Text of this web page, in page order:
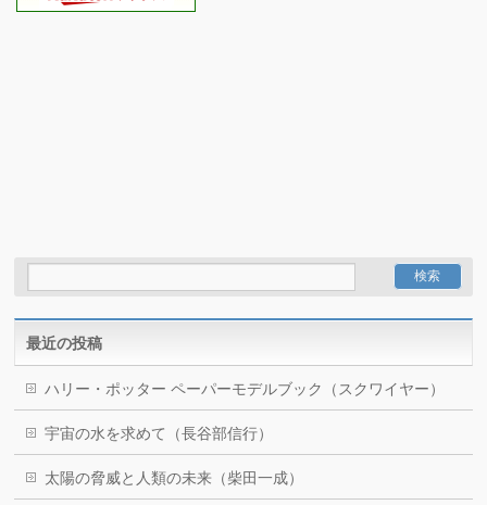
最近の投稿
ハリー・ポッター ペーパーモデルブック（スクワイヤー）
宇宙の水を求めて（長谷部信行）
太陽の脅威と人類の未来（柴田一成）